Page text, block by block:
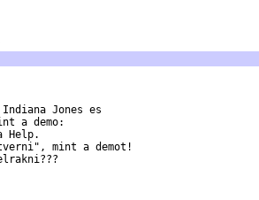
Jones es
a demo:
Help.
mint a demot!